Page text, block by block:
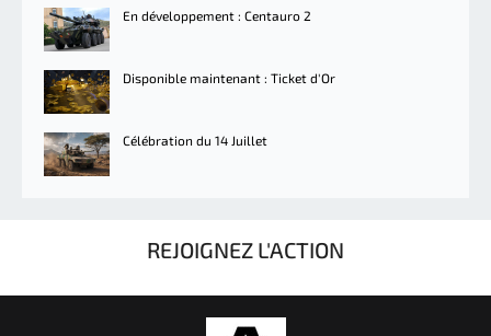
En développement : Centauro 2
Disponible maintenant : Ticket d'Or
Célébration du 14 Juillet
REJOIGNEZ L'ACTION